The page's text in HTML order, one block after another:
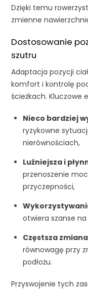
Dzięki temu
zmienne
Dostosowanie
szutru
Adaptacja pozycji
komfort i kontrolę
ścieżkach. Kluczowe
Nieco bardziej
ryzykowne
nierównościach,
Luźniejsza i
przenoszenie
przyczepności,
otwiera szanse
Częstsza
równowagę przy
podłożu.
Przyswojenie tych